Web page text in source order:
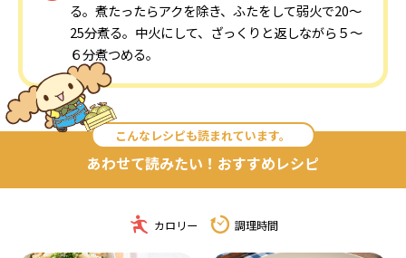
る。煮たったらアクを除き、ふたをして弱火で20～
25分煮る。中火にして、ざっくりと返しながら５～
６分煮つめる。
こんなレシピも読まれています。
あわせて読みたい！おすすめレシピ
カロリー 調理時間